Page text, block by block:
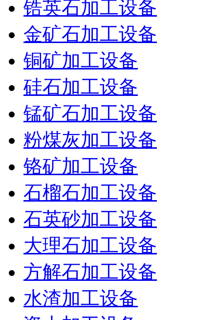
锆英石加工设备
金矿石加工设备
铜矿加工设备
硅石加工设备
锰矿石加工设备
粉煤灰加工设备
铬矿加工设备
石榴石加工设备
石英砂加工设备
大理石加工设备
方解石加工设备
水渣加工设备